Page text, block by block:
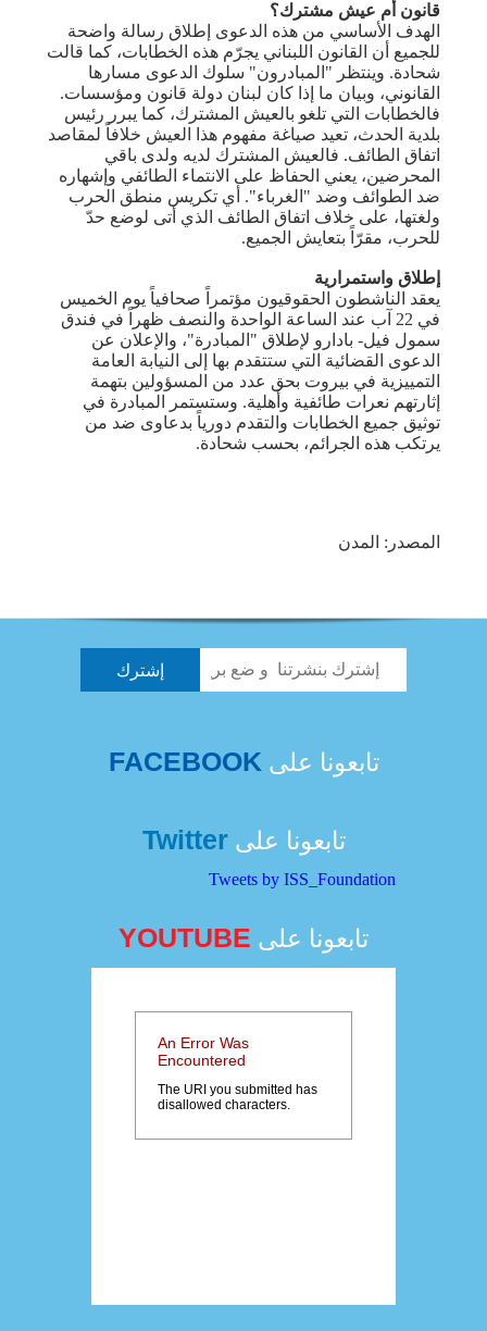
قانون أم عيش مشترك؟
الهدف الأساسي من هذه الدعوى إطلاق رسالة واضحة
للجميع أن القانون اللبناني يجرّم هذه الخطابات، كما قالت
شحادة. وينتظر "المبادرون" سلوك الدعوى مسارها
القانوني، وبيان ما إذا كان لبنان دولة قانون ومؤسسات.
فالخطابات التي تلغو بالعيش المشترك، كما يبرر رئيس
بلدية الحدث، تعيد صياغة مفهوم هذا العيش خلافاً لمقاصد
اتفاق الطائف. فالعيش المشترك لديه ولدى باقي
المحرضين، يعني الحفاظ على الانتماء الطائفي وإشهاره
ضد الطوائف وضد "الغرباء". أي تكريس منطق الحرب
ولغتها، على خلاف اتفاق الطائف الذي أتى لوضع حدّ
للحرب، مقرّاً بتعايش الجميع.
إطلاق واستمرارية
يعقد الناشطون الحقوقيون مؤتمراً صحافياً يوم الخميس
في 22 آب عند الساعة الواحدة والنصف ظهراً في فندق
سمول فيل- بادارو لإطلاق "المبادرة"، والإعلان عن
الدعوى القضائية التي ستتقدم بها إلى النيابة العامة
التمييزية في بيروت بحق عدد من المسؤولين بتهمة
إثارتهم نعرات طائفية وأهلية. وستستمر المبادرة في
توثيق جميع الخطابات والتقدم دورياً بدعاوى ضد من
يرتكب هذه الجرائم، بحسب شحادة.
المصدر: المدن
تابعونا علىFACEBOOK
تابعونا علىTwitter
Tweets by ISS_Foundation
تابعونا على YOUTUBE